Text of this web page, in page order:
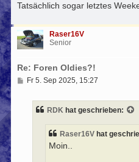
Tatsächlich sogar letztes
Raser16V
Senior
Re: Foren Oldies?!
BFr 5. Sep 2025, 15:27
RDK hat geschrieben:
Raser16V hat
Moin..